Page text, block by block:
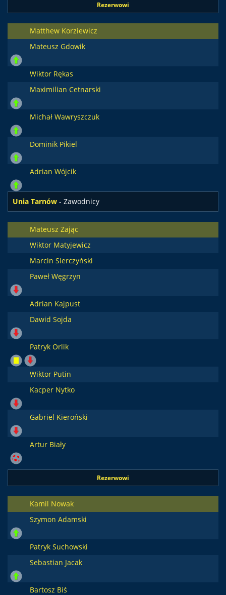
Rezerwowi
Matthew Korziewicz
Mateusz Gdowik
Wiktor Rękas
Maximilian Cetnarski
Michał Wawryszczuk
Dominik Pikiel
Adrian Wójcik
Unia Tarnów - Zawodnicy
Mateusz Zając
Wiktor Matyjewicz
Marcin Sierczyński
Paweł Węgrzyn
Adrian Kajpust
Dawid Sojda
Patryk Orlik
Wiktor Putin
Kacper Nytko
Gabriel Kieroński
Artur Biały
Rezerwowi
Kamil Nowak
Szymon Adamski
Patryk Suchowski
Sebastian Jacak
Bartosz Biś